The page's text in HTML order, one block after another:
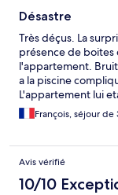
Désastre
Très déçus. La
présence de boites
l'appartement.
a la piscine
L'appartement lui
l'expérience globale
François, séjour de
Avis vérifié
10/10